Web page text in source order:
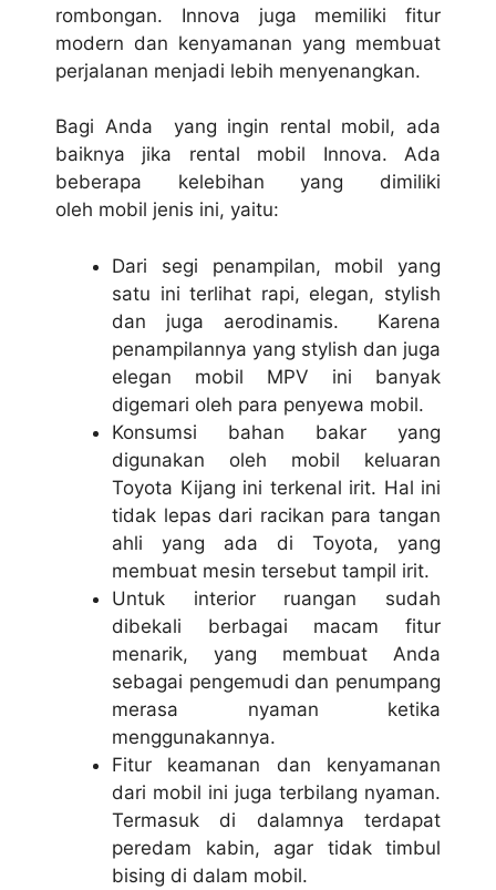
rombongan. Innova juga memiliki fitur
modern dan kenyamanan yang membuat
perjalanan menjadi lebih menyenangkan.
Bagi Anda yang ingin rental mobil, ada
baiknya jika rental mobil Innova. Ada
beberapa kelebihan yang dimiliki
oleh mobil jenis ini, yaitu:
Dari segi penampilan, mobil yang
satu ini terlihat rapi, elegan, stylish
dan juga aerodinamis. Karena
penampilannya yang stylish dan juga
elegan mobil MPV ini banyak
digemari oleh para penyewa mobil.
Konsumsi bahan bakar yang
digunakan oleh mobil keluaran
Toyota Kijang ini terkenal irit. Hal ini
tidak lepas dari racikan para tangan
ahli yang ada di Toyota, yang
membuat mesin tersebut tampil irit.
Untuk interior ruangan sudah
dibekali berbagai macam fitur
menarik, yang membuat Anda
sebagai pengemudi dan penumpang
merasa nyaman ketika
menggunakannya.
Fitur keamanan dan kenyamanan
dari mobil ini juga terbilang nyaman.
Termasuk di dalamnya terdapat
peredam kabin, agar tidak timbul
bising di dalam mobil.